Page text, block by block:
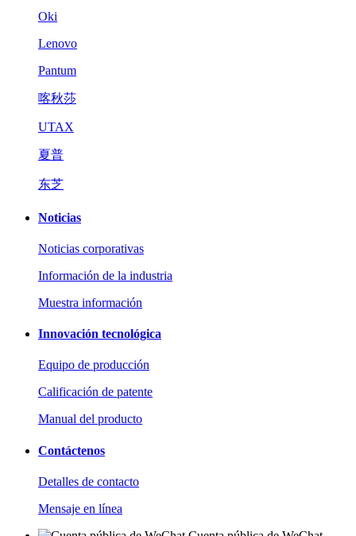
Oki
Lenovo
Pantum
喀秋莎
UTAX
夏普
东芝
Noticias
Noticias corporativas
Información de la industria
Muestra información
Innovación tecnológica
Equipo de producción
Calificación de patente
Manual del producto
Contáctenos
Detalles de contacto
Mensaje en línea